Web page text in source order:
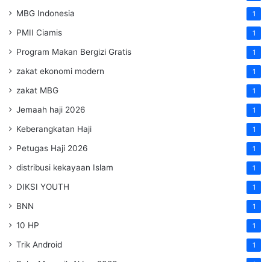
MBG Indonesia 1
PMII Ciamis 1
Program Makan Bergizi Gratis 1
zakat ekonomi modern 1
zakat MBG 1
Jemaah haji 2026 1
Keberangkatan Haji 1
Petugas Haji 2026 1
distribusi kekayaan Islam 1
DIKSI YOUTH 1
BNN 1
10 HP 1
Trik Android 1